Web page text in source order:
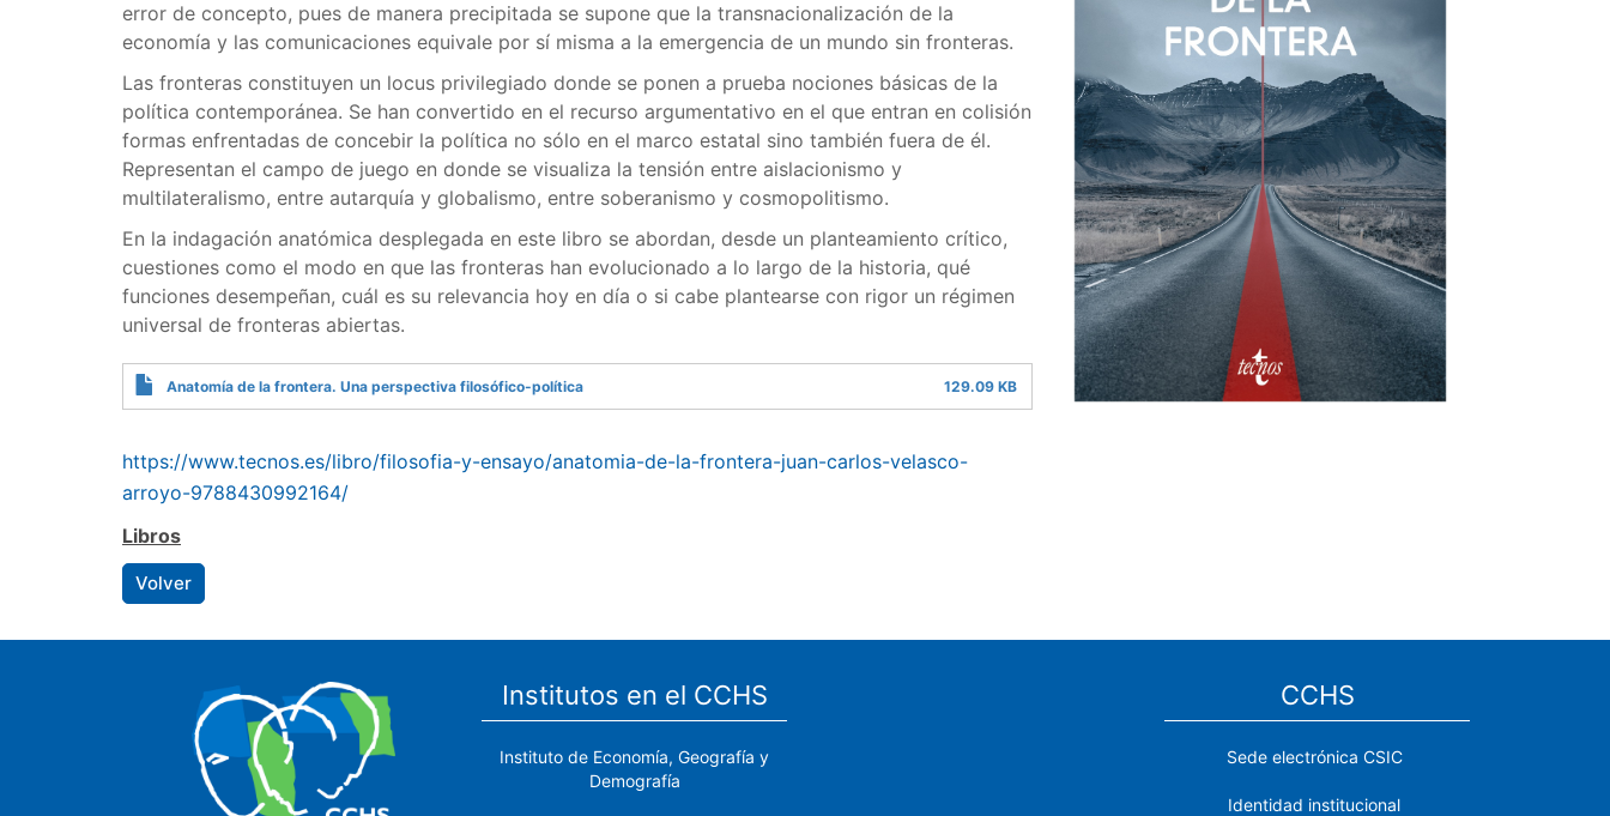
error de concepto, pues de manera precipitada se supone que la transnacionalización de la
economía y las comunicaciones equivale por sí misma a la emergencia de un mundo sin fronteras.
Las fronteras constituyen un locus privilegiado donde se ponen a prueba nociones básicas de la
política contemporánea. Se han convertido en el recurso argumentativo en el que entran en colisión
formas enfrentadas de concebir la política no sólo en el marco estatal sino también fuera de él.
Representan el campo de juego en donde se visualiza la tensión entre aislacionismo y
multilateralismo, entre autarquía y globalismo, entre soberanismo y cosmopolitismo.
En la indagación anatómica desplegada en este libro se abordan, desde un planteamiento crítico,
cuestiones como el modo en que las fronteras han evolucionado a lo largo de la historia, qué
funciones desempeñan, cuál es su relevancia hoy en día o si cabe plantearse con rigor un régimen
universal de fronteras abiertas.
Anatomía de la frontera. Una perspectiva filosófico-política 129.09 KB
https://www.tecnos.es/libro/filosofia-y-ensayo/anatomia-de-la-frontera-juan-carlos-velasco-
arroyo-9788430992164/
Libros
Volver
Institutos en el CCHS
Instituto de Economía, Geografía y
Demografía
CCHS
Sede electrónica CSIC
Identidad institucional